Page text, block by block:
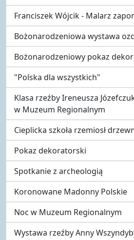
Franciszek Wójcik - Malarz
Bożonarodzeniowa wystawa
Bożonarodzeniowy pokaz
"Polska dla wszystkich"
Klasa rzeźby Ireneusza
w Muzeum Regionalnym
Cieplicka szkoła rzemiosł
Pokaz dekoratorski
Spotkanie z archeologią
Koronowane Madonny Polskie
Noc w Muzeum Regionalnym
Wystawa rzeźby Anny